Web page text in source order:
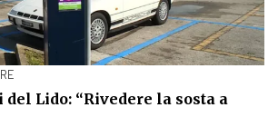
Lido: “Rivedere la sosta a